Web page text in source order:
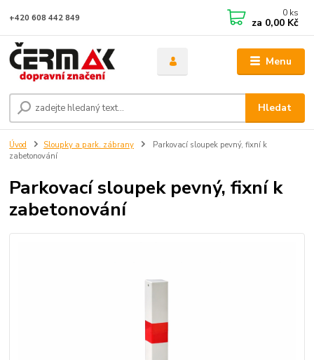
Menu
Hledat
+420 608 442 849 0 ks
za 0,00 Kč
Úvod Sloupky a park. zábrany
Parkovací sloupek pevný, fixní k
zabetonování
Parkovací sloupek pevný, fixní k
zabetonování